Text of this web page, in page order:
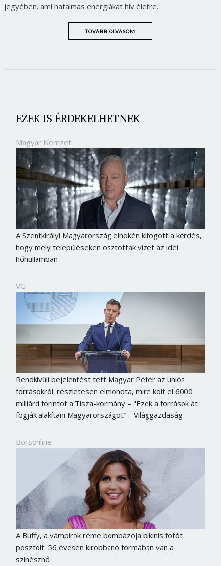
jegyében, ami hatalmas energiákat hív életre.
TOVÁBB OLVASOM
EZEK IS ÉRDEKELHETNEK
Magyar Nemzet
A Szentkirályi Magyarország elnökén kifogott a kérdés,
hogy mely településeken osztottak vizet az idei
hőhullámban
VG
Rendkívüli bejelentést tett Magyar Péter az uniós
forrásokról: részletesen elmondta, mire költ el 6000
milliárd forintot a Tisza-kormány – "Ezek a források át
fogják alakítani Magyarországot" - Világgazdaság
Borsonline
A Buffy, a vámpírok réme bombázója bikinis fotót
posztolt: 56 évesen kirobbanó formában van a
színésznő